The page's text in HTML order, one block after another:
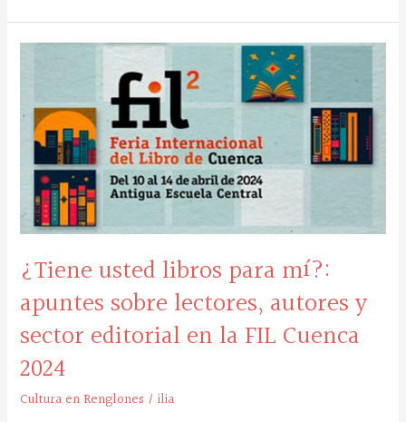
¿Tiene usted libros para mí?:
apuntes sobre lectores, autores y
sector editorial en la FIL Cuenca
2024
Cultura en Renglones /ilia
para
mí?:
apuntes
sobre
lectores,
autores
editorial
en
la
FIL
Cuenca
2024